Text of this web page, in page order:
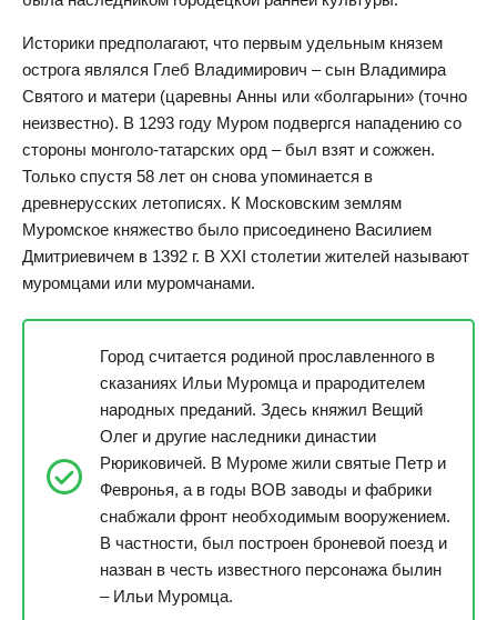
Историки предполагают, что первым удельным князем
острога являлся Глеб Владимирович – сын Владимира
Святого и матери (царевны Анны или «болгарыни» (точно
неизвестно). В 1293 году Муром подвергся нападению со
стороны монголо-татарских орд – был взят и сожжен.
Только спустя 58 лет он снова упоминается в
древнерусских летописях. К Московским землям
Муромское княжество было присоединено Василием
Дмитриевичем в 1392 г. В XXI столетии жителей называют
муромцами или муромчанами.
Город считается родиной прославленного в
сказаниях Ильи Муромца и прародителем
народных преданий. Здесь княжил Вещий
Олег и другие наследники династии
Рюриковичей. В Муроме жили святые Петр и
Февронья, а в годы ВОВ заводы и фабрики
снабжали фронт необходимым вооружением.
В частности, был построен броневой поезд и
назван в честь известного персонажа былин
– Ильи Муромца.